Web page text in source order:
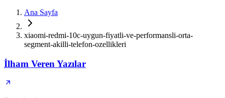
Ana Sayfa
xiaomi-redmi-10c-uygun-fiyatli-ve-performansli-orta-
segment-akilli-telefon-ozellikleri
İlham Veren Yazılar